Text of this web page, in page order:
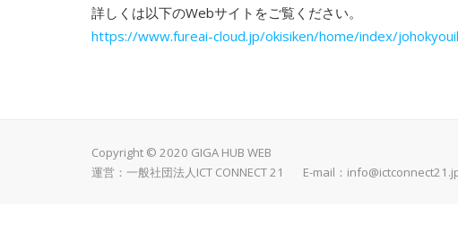
詳しくは以下のWebサイトをご覧ください。
https://www.fureai-cloud.jp/okisiken/home/index/
Copyright © 2020 GIGA HUB WEB
運営：一般社団法人ICT CONNECT 21 E-mail：